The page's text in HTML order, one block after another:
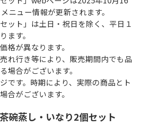
ニュー情報が更新されます。
ット」は土日・祝日を除く、平日１
ます。
格が異なります。
れ行き等により、販売期間内でも品
場合がございます。
です。時期により、実際の商品とト
合がございます。
碗蒸し・いなり2個セット